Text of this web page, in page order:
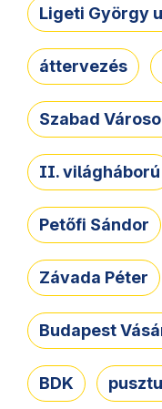
Ligeti György
áttervezés
Szabad
II. világháború
Petőfi Sándor
Závada Péter
Budapest
BDK